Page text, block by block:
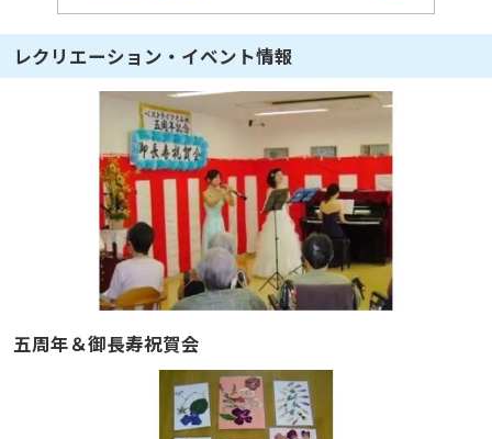
レクリエーション・イベント情報
五周年＆御長寿祝賀会